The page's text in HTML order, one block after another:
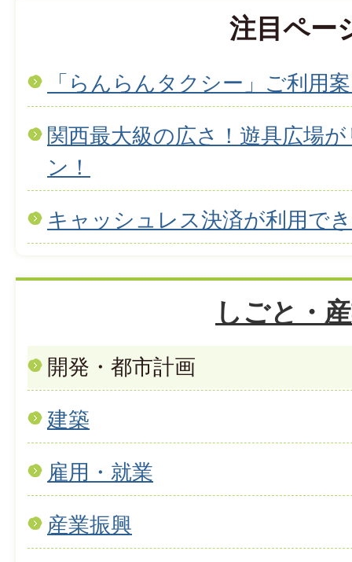
注目ペー
「らんらんタクシー」ご利用
関西最大級の広さ！遊具広場
ン！
キャッシュレス決済が利用で
しごと・
開発・都市計画
建築
雇用・就業
産業振興